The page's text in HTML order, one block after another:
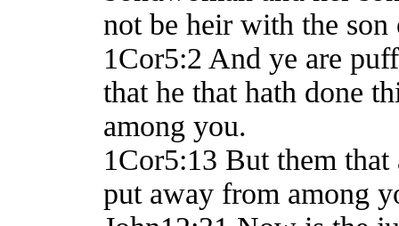
not be heir with the
1Cor5:2 And ye are
that he that hath done
among you.
1Cor5:13 But them
put away from among